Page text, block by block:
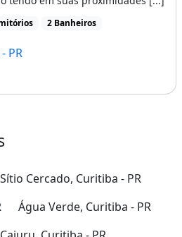
2 Banheiros
PR
Sítio Cercado, Curitiba - PR
Água Verde, Curitiba - PR